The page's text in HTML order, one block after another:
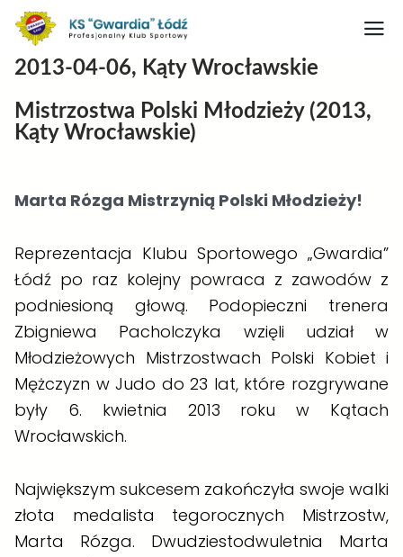
Nasz obiekt
Judo
Artykuły
Boks
Kontakt
Rodo
2013-04-06, Kąty Wrocławskie
Mistrzostwa Polski Młodzieży (2013,
Kąty Wrocławskie)
Marta Rózga Mistrzynią Polski Młodzieży!
Reprezentacja Klubu Sportowego „Gwardia”
Łódź po raz kolejny powraca z zawodów z
podniesioną głową. Podopieczni trenera
Zbigniewa Pacholczyka wzięli udział w
Młodzieżowych Mistrzostwach Polski Kobiet i
Mężczyzn w Judo do 23 lat, które rozgrywane
były 6. kwietnia 2013 roku w Kątach
Wrocławskich.
Największym sukcesem zakończyła swoje walki
złota medalista tegorocznych Mistrzostw,
Marta Rózga. Dwudziestodwuletnia Marta